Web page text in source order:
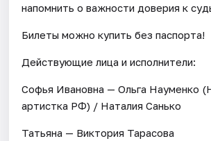
напомнить о важности доверия к
Билеты можно купить без паспорта!
Действующие лица и исполнители:
Софья Ивановна — Ольга Науменко
артистка РФ) / Наталия Санько
Татьяна — Виктория Тарасова